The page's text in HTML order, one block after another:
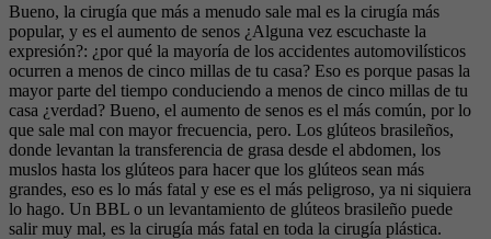
Bueno, la cirugía que más a menudo sale mal es la cirugía más
popular, y es el aumento de senos ¿Alguna vez escuchaste la
expresión?: ¿por qué la mayoría de los accidentes automovilísticos
ocurren a menos de cinco millas de tu casa? Eso es porque pasas la
mayor parte del tiempo conduciendo a menos de cinco millas de tu
casa ¿verdad? Bueno, el aumento de senos es el más común, por lo
que sale mal con mayor frecuencia, pero. Los glúteos brasileños,
donde levantan la transferencia de grasa desde el abdomen, los
muslos hasta los glúteos para hacer que los glúteos sean más
grandes, eso es lo más fatal y ese es el más peligroso, ya ni siquiera
lo hago. Un BBL o un levantamiento de glúteos brasileño puede
salir muy mal, es la cirugía más fatal en toda la cirugía plástica.